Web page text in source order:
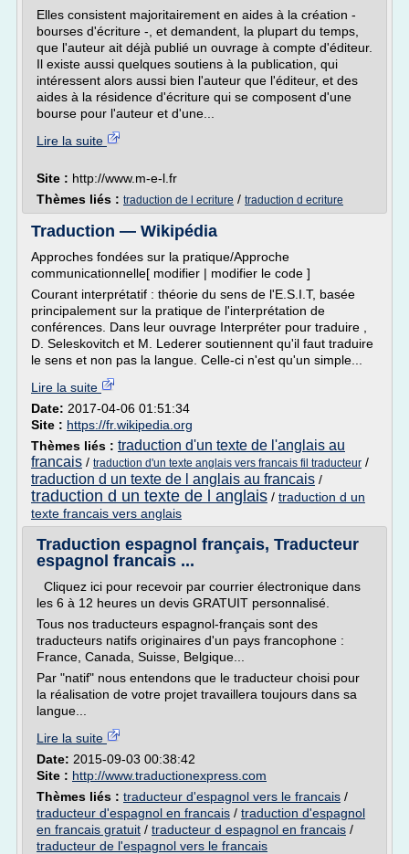
Elles consistent majoritairement en aides à la création -
bourses d'écriture -, et demandent, la plupart du temps,
que l'auteur ait déjà publié un ouvrage à compte d'éditeur.
Il existe aussi quelques soutiens à la publication, qui
intéressent alors aussi bien l'auteur que l'éditeur, et des
aides à la résidence d'écriture qui se composent d'une
bourse pour l'auteur et d'une...
Lire la suite
Site : http://www.m-e-l.fr
Thèmes liés : traduction de l ecriture / traduction d ecriture
Traduction — Wikipédia
Approches fondées sur la pratique/Approche
communicationnelle[ modifier | modifier le code ]
Courant interprétatif : théorie du sens de l'E.S.I.T, basée
principalement sur la pratique de l'interprétation de
conférences. Dans leur ouvrage Interpréter pour traduire ,
D. Seleskovitch et M. Lederer soutiennent qu'il faut traduire
le sens et non pas la langue. Celle-ci n'est qu'un simple...
Lire la suite
Date: 2017-04-06 01:51:34
Site : https://fr.wikipedia.org
Thèmes liés : traduction d'un texte de l'anglais au
francais / traduction d'un texte anglais vers francais fil traducteur /
traduction d un texte de l anglais au francais /
traduction d un texte de l anglais / traduction d un
texte francais vers anglais
Traduction espagnol français, Traducteur
espagnol francais ...
Cliquez ici pour recevoir par courrier électronique dans
les 6 à 12 heures un devis GRATUIT personnalisé.
Tous nos traducteurs espagnol-français sont des
traducteurs natifs originaires d'un pays francophone :
France, Canada, Suisse, Belgique...
Par "natif" nous entendons que le traducteur choisi pour
la réalisation de votre projet travaillera toujours dans sa
langue...
Lire la suite
Date: 2015-09-03 00:38:42
Site : http://www.traductionexpress.com
Thèmes liés : traducteur d'espagnol vers le francais /
traducteur d'espagnol en francais / traduction d'espagnol
en francais gratuit / traducteur d espagnol en francais /
traducteur de l'espagnol vers le francais